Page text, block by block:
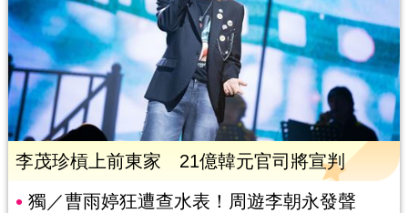
李茂珍槓上前東家 21億韓元官司將宣判
獨／曹雨婷狂遭查水表！周遊李朝永發聲